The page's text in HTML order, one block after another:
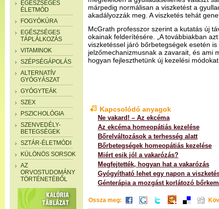
EGÉSZSÉGES
ÉLETMÓD
FOGYÓKÚRA
EGÉSZSÉGES
TÁPLÁLKOZÁS
VITAMINOK
SZÉPSÉGÁPOLÁS
ALTERNATÍV
GYÓGYÁSZAT
GYÓGYTEÁK
SZEX
PSZICHOLÓGIA
SZENVEDÉLY-
BETEGSÉGEK
SZTÁR-ÉLETMÓDI
KÜLÖNÖS SORSOK
AZ
ORVOSTUDOMÁNY
TÖRTÉNETÉBŐL
márpedig normálisan a viszketést a
akadályozzák meg. A viszketés tehát
McGrath professzor szerint a kutatás új
okainak felderítésére. „A továbbiakban
viszketéssel járó bőrbetegségek esetén
jelzőmechanizmusnak a zavarait, és ami
hogyan fejleszthetünk új kezelési
Kapcsolódó anyagok
Ne vakard! – Az ekcéma
Az ekcéma homeopátiás kezelése
Bőrelváltozások a terhesség alatt
Bőrbetegségek homeopátiás kezelése
Miért esik jól a vakarózás?
Megfejtették, hogyan hat a vakarózás
Gyógyítható lehet egy napon a
Génterápia a mozgást korlátozó
Ossza meg: